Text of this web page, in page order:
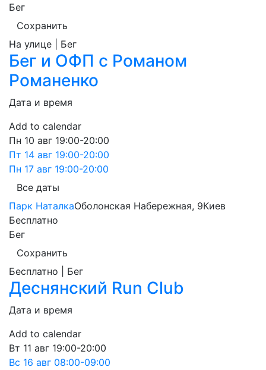
Бег
Сохранить
На улице | Бег
Бег и ОФП с Романом
Романенко
Дата и время
Add to calendar
Пн 10 авг 19:00-20:00
Пт 14 авг 19:00-20:00
Пн 17 авг 19:00-20:00
Все даты
Парк НаталкаОболонская Набережная, 9Киев
Бесплатно
Бег
Сохранить
Бесплатно | Бег
Деснянский Run Club
Дата и время
Add to calendar
Вт 11 авг 19:00-20:00
Вс 16 авг 08:00-09:00